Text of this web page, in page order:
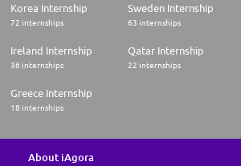
Korea Internship
72 internships
Sweden Internship
63 internships
Ireland Internship
36 internships
Qatar Internship
22 internships
Greece Internship
18 internships
About iAgora